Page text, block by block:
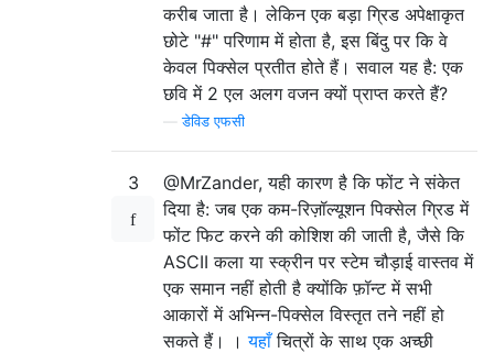
करीब जाता है। लेकिन एक बड़ा ग्रिड अपेक्षाकृत
छोटे "#" परिणाम में होता है, इस बिंदु पर कि वे
केवल पिक्सेल प्रतीत होते हैं। सवाल यह है: एक
छवि में 2 एल अलग वजन क्यों प्राप्त करते हैं?
—डेविड एफसी
3
@MrZander, यही कारण है कि फोंट ने संकेत
दिया है: जब एक कम-रिज़ॉल्यूशन पिक्सेल ग्रिड में
फोंट फिट करने की कोशिश की जाती है, जैसे कि
ASCII कला या स्क्रीन पर स्टेम चौड़ाई वास्तव में
एक समान नहीं होती है क्योंकि फ़ॉन्ट में सभी
आकारों में अभिन्न-पिक्सेल विस्तृत तने नहीं हो
सकते हैं। ।यहाँचित्रों के साथ एक अच्छी